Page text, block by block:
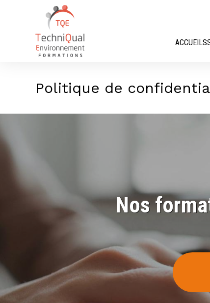
ACCUEIL
Politique de
Nos
Panneau de gestion des cookies